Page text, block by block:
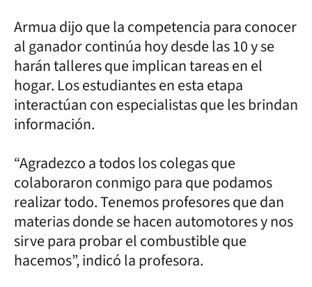
Armua dijo que la competencia para conocer
al ganador continúa hoy desde las 10 y se
harán talleres que implican tareas en el
hogar. Los estudiantes en esta etapa
interactúan con especialistas que les brindan
información.
“Agradezco a todos los colegas que
colaboraron conmigo para que podamos
realizar todo. Tenemos profesores que dan
materias donde se hacen automotores y nos
sirve para probar el combustible que
hacemos”, indicó la profesora.